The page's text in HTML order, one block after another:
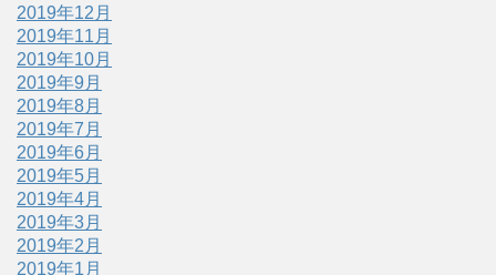
2019年12月
2019年11月
2019年10月
2019年9月
2019年8月
2019年7月
2019年6月
2019年5月
2019年4月
2019年3月
2019年2月
2019年1月